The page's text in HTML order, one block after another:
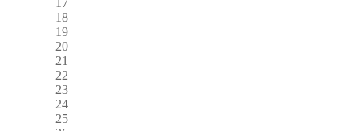
18
19
20
21
22
23
24
25